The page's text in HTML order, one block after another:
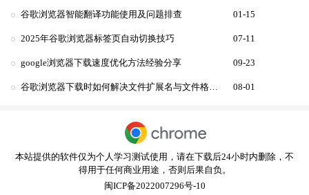
谷歌浏览器智能翻译功能使用及问题排查 01-15
2025年谷歌浏览器标签页自动切换技巧 07-11
google浏览器下载速度优化方法经验分享 09-23
谷歌浏览器下载时如何解决文件扩展名与文件格式不匹配的情况 08-01
本站提供的软件仅为个人学习测试使用，请在下载后24小时内删除，不
得用于任何商业用途，否则后果自负。
闽ICP备2022007296号-10